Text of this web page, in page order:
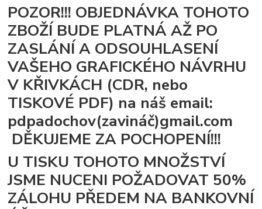
POZOR!!! OBJEDNÁVKA TOHOTO
ZBOŽÍ BUDE PLATNÁ AŽ PO
ZASLÁNÍ A ODSOUHLASENÍ
VAŠEHO GRAFICKÉHO NÁVRHU
V KŘIVKÁCH (CDR, nebo
TISKOVÉ PDF) na náš email:
pdpadochov(zavináč)gmail.com
DĚKUJEME ZA POCHOPENÍ!!!
U TISKU TOHOTO MNOŽSTVÍ
JSME NUCENI POŽADOVAT 50%
ZÁLOHU PŘEDEM NA BANKOVNÍ